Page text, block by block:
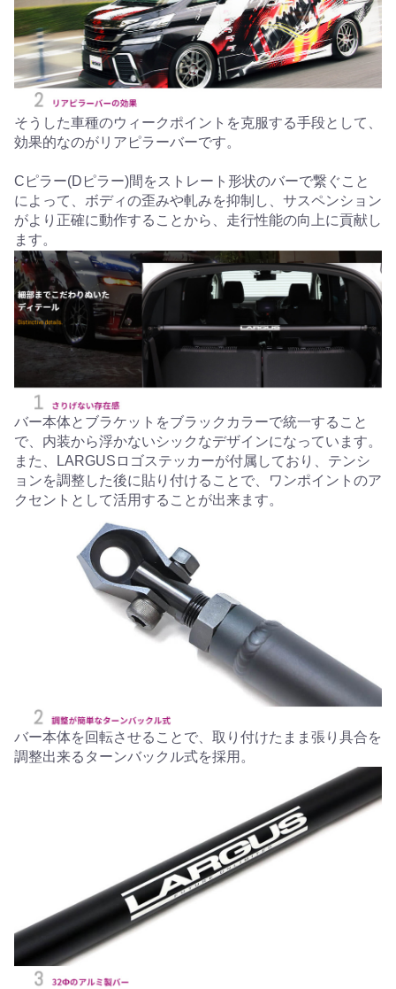
そうした車種のウィークポイントを克服する手段として、
効果的なのがリアピラーバーです。
Cピラー(Dピラー)間をストレート形状のバーで繋ぐこと
によって、ボディの歪みや軋みを抑制し、サスペンション
がより正確に動作することから、走行性能の向上に貢献し
ます。
バー本体とブラケットをブラックカラーで統一すること
で、内装から浮かないシックなデザインになっています。
また、LARGUSロゴステッカーが付属しており、テンシ
ョンを調整した後に貼り付けることで、ワンポイントのア
クセントとして活用することが出来ます。
バー本体を回転させることで、取り付けたまま張り具合を
調整出来るターンバックル式を採用。